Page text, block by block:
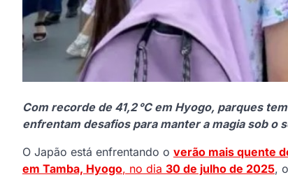
Com recorde de 41,2 °C em Hyogo, parques
enfrentam desafios para manter a magia sob o
O Japão está enfrentando o verão mais quente
em Tamba, Hyogo, no dia 30 de julho de 2025,